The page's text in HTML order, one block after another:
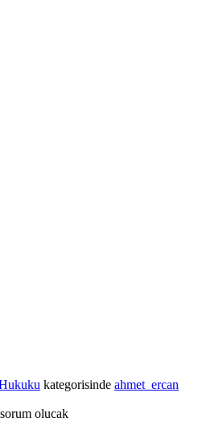
kategorisinde ahmet_ercan
olucak